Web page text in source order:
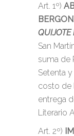
Art. 1º)
QUIJOTE
San
suma de
Setenta
costo de
entrega
Literario
Art. 2º)